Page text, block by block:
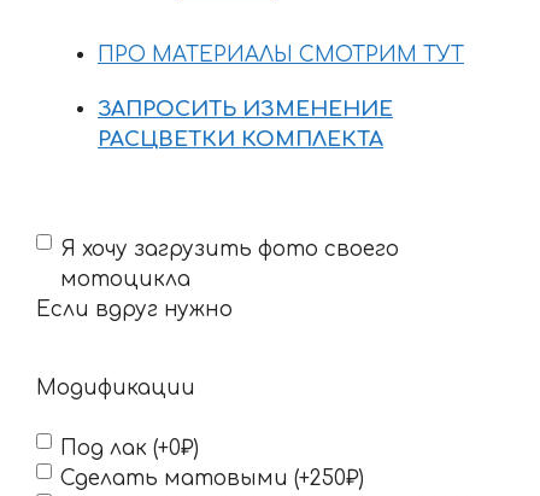
ПРО МАТЕРИАЛЫ СМОТРИМ ТУТ
ЗАПРОСИТЬ ИЗМЕНЕНИЕ
РАСЦВЕТКИ КОМПЛЕКТА
Если
вдруг
нужно
Я хочу загрузить фото своего
мотоцикла
Если вдруг нужно
Модификации
Под лак (+0₽)
Сделать матовыми (+250₽)